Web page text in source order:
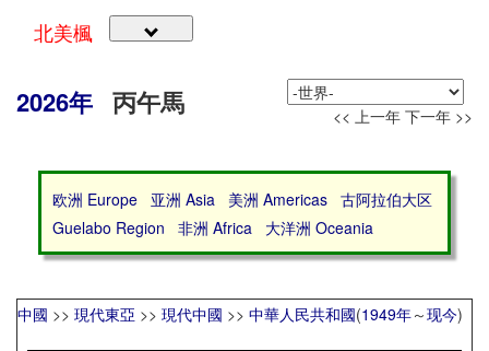
北美楓
2026年 丙午馬 << 上一年 下一年 >>
欧洲 Europe 亚洲 Asia 美洲 Americas
古阿拉伯大区
Guelabo Region
非洲 Africa 大洋洲 Oceania
中國 >> 現代東亞 >> 現代中國 >> 中華人民共和國(1949年～现今)